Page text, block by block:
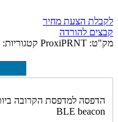
לקבלת הצעת מחיר
קבצים להורדה
מק"ט: ProxiPRNT קטגוריות:
BLE beacon